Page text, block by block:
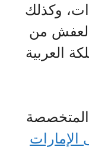
وكذلك
من
العربية
المتخصصة